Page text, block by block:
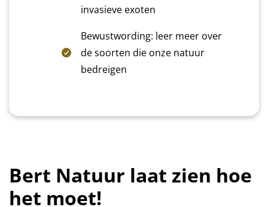
invasieve exoten
Bewustwording: leer meer over
de soorten die onze natuur
bedreigen
Bert Natuur laat zien hoe
het moet!